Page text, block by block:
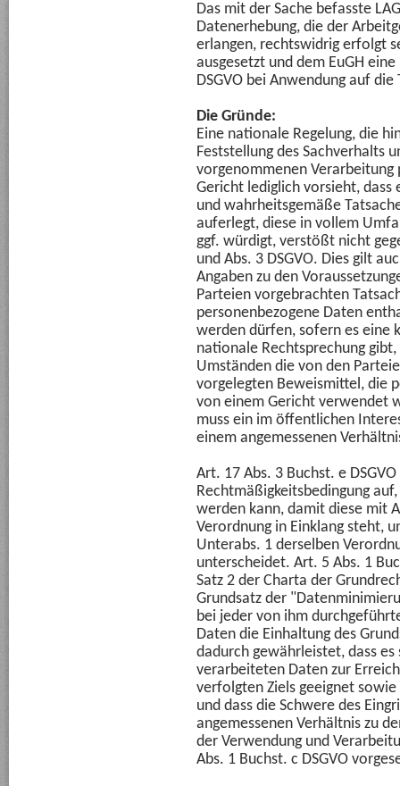
Das mit der Sache befasste
Datenerhebung, die der
erlangen, rechtswidrig erfolgt
ausgesetzt und dem EuGH
DSGVO bei Anwendung auf
Die Gründe:
Eine nationale Regelung, die
Feststellung des Sachverhalts
vorgenommenen Verarbeitung
Gericht lediglich vorsieht,
und wahrheitsgemäße
auferlegt, diese in vollem
ggf. würdigt, verstößt nicht
und Abs. 3 DSGVO. Dies gilt
Angaben zu den
Parteien vorgebrachten
personenbezogene Daten
werden dürfen, sofern es eine
nationale Rechtsprechung
Umständen die von den
vorgelegten Beweismittel, die
von einem Gericht verwendet
muss ein im öffentlichen
einem angemessenen
Art. 17 Abs. 3 Buchst. e
Rechtmäßigkeitsbedingung
werden kann, damit diese mit
Verordnung in Einklang steht,
Unterabs. 1 derselben
unterscheidet. Art. 5 Abs. 1
Satz 2 der Charta der
Grundsatz der
bei jeder von ihm
Daten die Einhaltung des
dadurch gewährleistet, dass
verarbeiteten Daten zur
verfolgten Ziels geeignet
und dass die Schwere des
angemessenen Verhältnis zu
der Verwendung und
Abs. 1 Buchst. c DSGVO